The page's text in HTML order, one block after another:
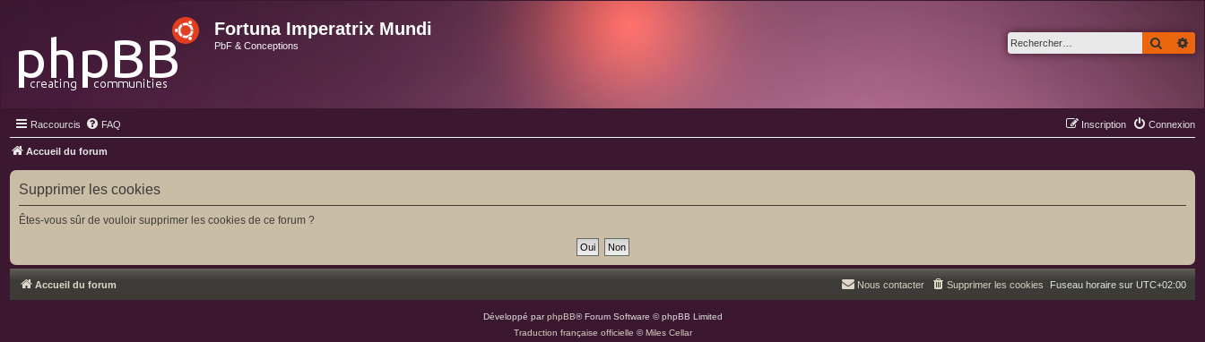
Fortuna Imperatrix Mundi
PbF & Conceptions
Raccourcis FAQ Connexion
Inscription
Accueil du forum
Supprimer les cookies
Êtes-vous sûr de vouloir supprimer les cookies de ce forum ?
Accueil du forum Fuseau horaire sur UTC+02:00
Supprimer les cookies
Nous contacter
Développé parphpBB® Forum Software © phpBB Limited
Traduction française officielle ©Miles Cellar